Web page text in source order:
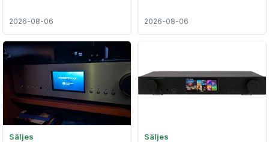
2026-08-06 2026-08-06
Säljes Säljes